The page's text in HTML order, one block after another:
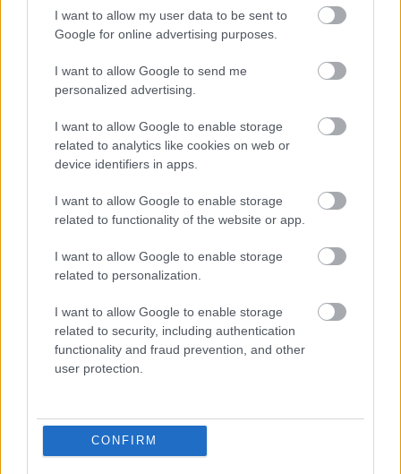
I want to allow my user data to be sent to
Google for online advertising purposes.
I want to allow Google to send me
personalized advertising.
I want to allow Google to enable storage
related to analytics like cookies on web or
device identifiers in apps.
I want to allow Google to enable storage
related to functionality of the website or app.
I want to allow Google to enable storage
related to personalization.
I want to allow Google to enable storage
related to security, including authentication
functionality and fraud prevention, and other
user protection.
CONFIRM
A 25 éves Exciter dalai
2026. május 14.
A ma 25 éves Exciter - akárcsak a SOFAD és az Ultra -
az első kislemezzel, a DREAM ON-nal kezdődik.
találkozunk a lemezen, ahogy kérdezi: "can you feel
a little love?" Ezután máris jönnek az "új korszak
akusztikus…